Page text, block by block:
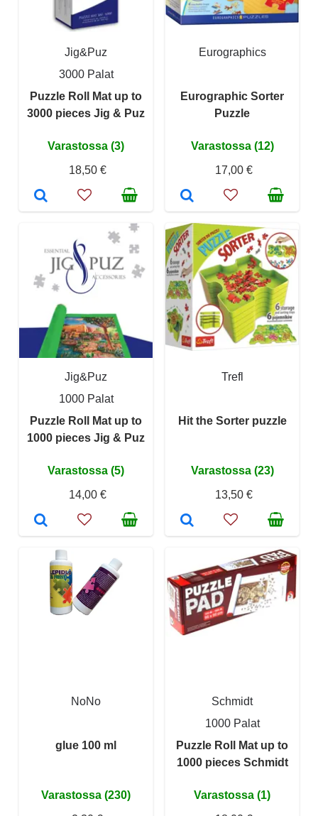
Jig&Puz
3000 Palat
Puzzle Roll Mat up to
3000 pieces Jig & Puz
Varastossa (3)
18,50 €
Eurographics
Eurographic Sorter
Puzzle
Varastossa (12)
17,00 €
Jig&Puz
1000 Palat
Puzzle Roll Mat up to
1000 pieces Jig & Puz
Varastossa (5)
14,00 €
Trefl
Hit the Sorter puzzle
Varastossa (23)
13,50 €
NoNo
glue 100 ml
Varastossa (230)
Schmidt
1000 Palat
Puzzle Roll Mat up to
1000 pieces Schmidt
Varastossa (1)